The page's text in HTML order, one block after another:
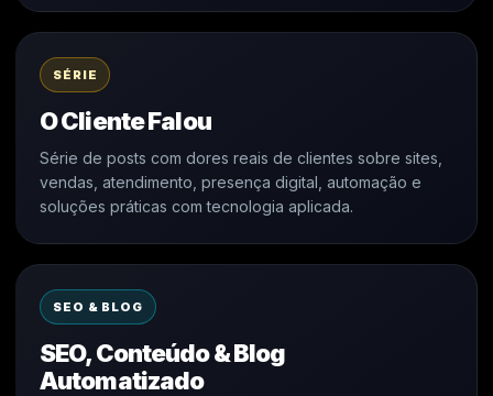
SÉRIE
O Cliente Falou
Série de posts com dores reais de clientes sobre sites,
vendas, atendimento, presença digital, automação e
soluções práticas com tecnologia aplicada.
SEO & BLOG
SEO, Conteúdo & Blog
Automatizado